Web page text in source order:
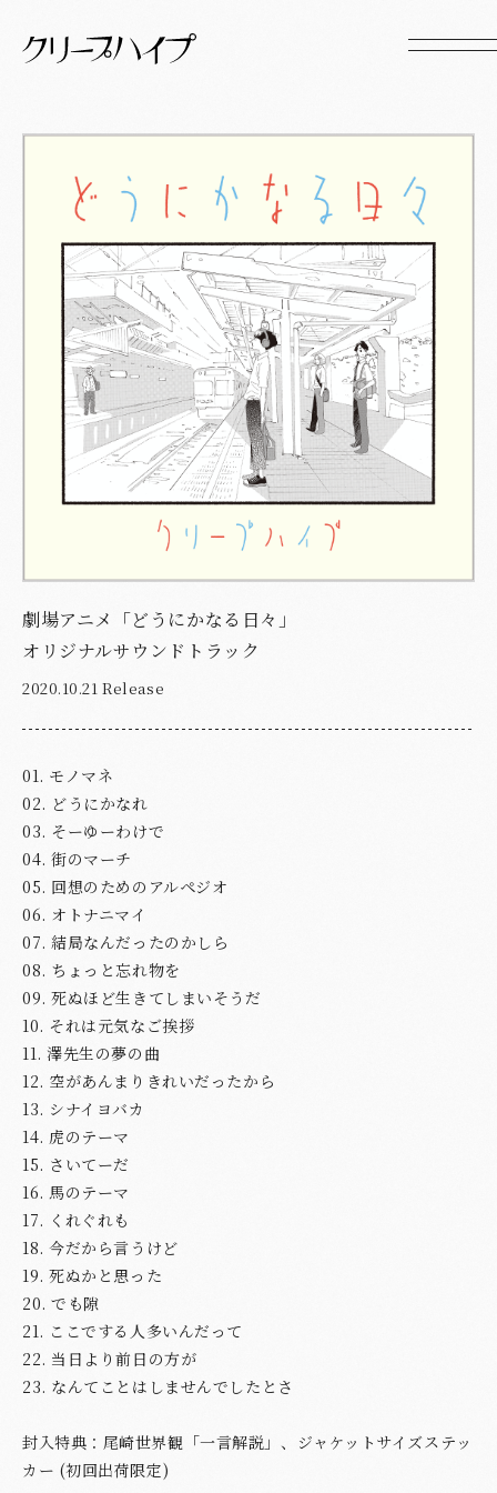
劇場アニメ「どうにかなる日々」
オリジナルサウンドトラック
2020.10.21 Release
01. モノマネ
02. どうにかなれ
03. そーゆーわけで
04. 街のマーチ
05. 回想のためのアルペジオ
06. オトナニマイ
07. 結局なんだったのかしら
08. ちょっと忘れ物を
09. 死ぬほど生きてしまいそうだ
10. それは元気なご挨拶
11. 澤先生の夢の曲
12. 空があんまりきれいだったから
13. シナイヨバカ
14. 虎のテーマ
15. さいてーだ
16. 馬のテーマ
17. くれぐれも
18. 今だから言うけど
19. 死ぬかと思った
20. でも隙
21. ここでする人多いんだって
22. 当日より前日の方が
23. なんてことはしませんでしたとさ
封入特典：尾崎世界観「一言解説」、ジャケットサイズステッ
カー (初回出荷限定)